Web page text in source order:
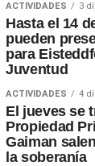
ACTIVIDADES 3
Hasta el 14
pueden
para
Juventud
ACTIVIDADES 4
El jueves se
Propiedad
Gaiman
la soberanía